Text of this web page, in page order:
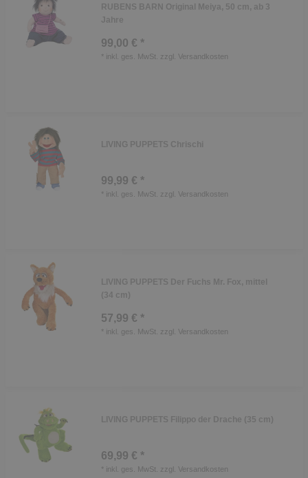
RUBENS BARN Original Meiya, 50 cm, ab 3
Jahre
99,00 € *
* inkl. ges. MwSt. zzgl. Versandkosten
LIVING PUPPETS Chrischi
99,99 € *
* inkl. ges. MwSt. zzgl. Versandkosten
LIVING PUPPETS Der Fuchs Mr. Fox, mittel
(34 cm)
57,99 € *
* inkl. ges. MwSt. zzgl. Versandkosten
LIVING PUPPETS Filippo der Drache (35 cm)
69,99 € *
* inkl. ges. MwSt. zzgl. Versandkosten